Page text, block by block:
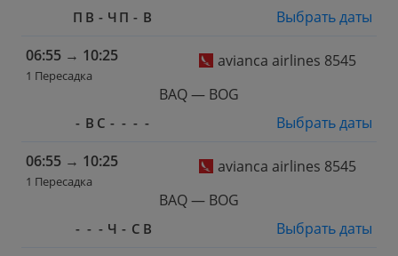
П В - Ч П - В
Выбрать даты
06:55 → 10:25
1 Пересадка
avianca airlines 8545
BAQ — BOG
- В С - - - -
Выбрать даты
06:55 → 10:25
1 Пересадка
avianca airlines 8545
BAQ — BOG
- - - Ч - С В
Выбрать даты